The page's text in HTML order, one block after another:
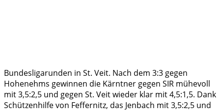
Bundesligarunden in St. Veit. Nach dem 3:3 gegen
Hohenehms gewinnen die Kärntner gegen SIR mühevoll
mit 3,5:2,5 und gegen St. Veit wieder klar mit 4,5:1,5. Dank
Schützenhilfe von Feffernitz, das Jenbach mit 3,5:2,5 und